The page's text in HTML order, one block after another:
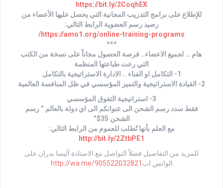
https://bit.ly/2CoqhEX
للإطلاع على برامج التدريب المجانية التي يحصل عليها الأعضاء من
رصيد رسم العضوية الرابط التالي:
https://amo1.org/online-training-programs/
***
هام … لجميع الاعضاء.. فرصة الحصول مجاناً على نسخة من الكتب
التي رعت طباعتها المنظمة
1- التكامل او الفناء .. الادارة الاستراتيجية بالتكامل
2- القيادة الاستراتيجية والتميز المؤسسي في ظل المنافسة العالمية
3- استراتيجية التفوق المؤسسي
فقط سدد رسم الشحن الى عنوانكم الى اي دولة بالعالم ” رسم
الشحن 35$”
مع العلم بأنها تُطلب للعموم من الرابط التالي:
http://bit.ly/2ZtbPE1
للمزيد من التفاصيل فضلاً التواصل مع الاستاذة أليسا بدران على
الواتس ابhttp://wa.me/905522032821